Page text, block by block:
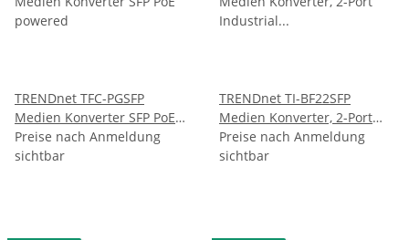
TRENDnet TFC-PGSFP
Medien Konverter SFP PoE
powered
Preise nach Anmeldung
sichtbar
TRENDnet TI-BF22SFP
Medien Konverter, 2-Port
Industrial SFP zu Gigabit
PoE++
Preise nach Anmeldung
sichtbar